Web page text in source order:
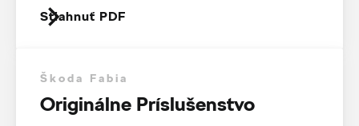
Stiahnuť PDF
Škoda Fabia
Originálne Príslušenstvo